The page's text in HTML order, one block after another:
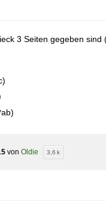
3 Seiten gegeben sind
von Oldie 3,6 k